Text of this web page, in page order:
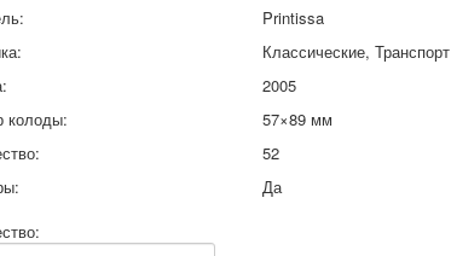
Свадьба
С днём рождения!
Октябрьская революция
Разные пожелания
Printissa
Классические, Транспорт
2005
колоды:
57×89 мм
52
Да